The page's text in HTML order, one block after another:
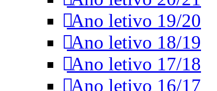
Ano letivo 19/20
Ano letivo 18/19
Ano letivo 17/18
Ano letivo 16/17